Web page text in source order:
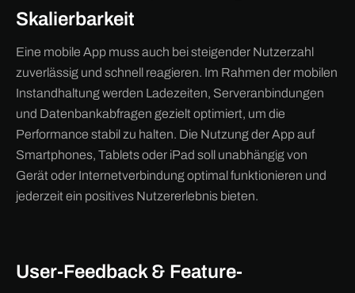
Skalierbarkeit
Eine mobile App muss auch bei steigender Nutzerzahl
zuverlässig und schnell reagieren. Im Rahmen der mobilen
Instandhaltung werden Ladezeiten, Serveranbindungen
und Datenbankabfragen gezielt optimiert, um die
Performance stabil zu halten. Die Nutzung der App auf
Smartphones, Tablets oder iPad soll unabhängig von
Gerät oder Internetverbindung optimal funktionieren und
jederzeit ein positives Nutzererlebnis bieten.
User-Feedback & Feature-